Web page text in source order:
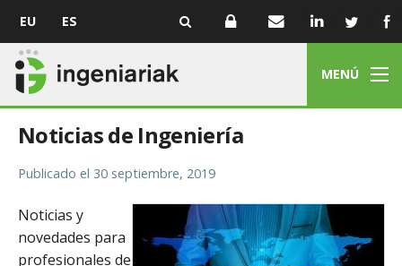
EU ES
MENÚ
Noticias de Ingeniería
Publicado el 30 septiembre, 2019
Noticias y
novedades para
profesionales de